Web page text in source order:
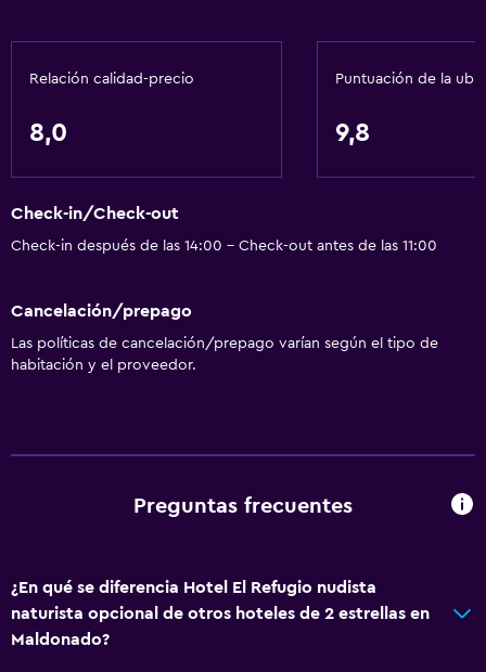
Relación calidad-precio
8,0
Puntuación de la
9,8
Check-in/Check-out
Check-in después de las 14:00 - Check-out antes de las 11:00
Cancelación/prepago
Las políticas de cancelación/prepago varían según el tipo de
habitación y el proveedor.
Preguntas frecuentes
¿En qué se diferencia Hotel El Refugio nudista
naturista opcional de otros hoteles de 2 estrellas en
Maldonado?